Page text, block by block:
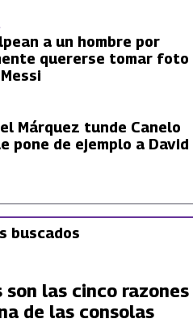
a un hombre por
quererse tomar foto
Márquez tunde Canelo
pone de ejemplo a David
buscados
las cinco razones
de las consolas